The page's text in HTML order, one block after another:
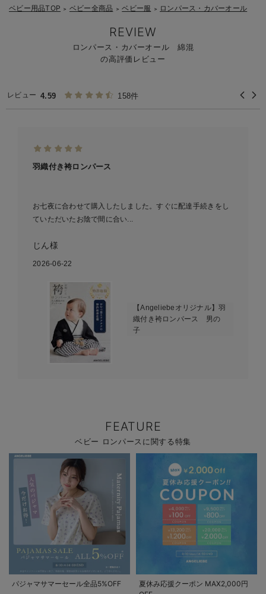
ベビー用品TOP ＞ ベビー全商品 ＞ ベビー服 ＞ ロンパース・カバーオール
REVIEW
ロンパース・カバーオール 綿混
の高評価レビュー
レビュー 4.59 158件
羽織付き袴ロンパース
お七夜に合わせて購入したしました。すぐに配達手続きをし
ていただいたお陰で間に合い...
じん様
2026-06-22
【Angeliebeオリジナル】羽
織付き袴ロンパース 男の
子
FEATURE
ベビー ロンパースに関する特集
パジャマサマーセール全品5%OFF
夏休み応援クーポン MAX2,000円